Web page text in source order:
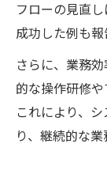
ント
成功事例
東京
徴と
プロ
効果
フローの見直
成功した例も報
さらに、業務
的な操作研修や
これにより、
り、継続的な業